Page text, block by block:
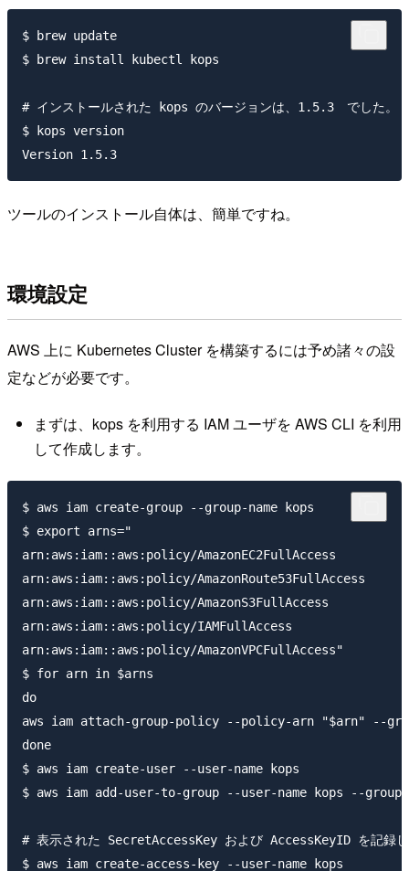
$ brew update
$ brew install kubectl kops
# インストールされた kops のバージョンは、1.5.3　でした。
$ kops version
ツールのインストール自体は、簡単ですね。
環境設定
AWS 上に Kubernetes Cluster を構築するには予め諸々の設
定などが必要です。
まずは、kops を利用する IAM ユーザを AWS CLI を利用
して作成します。
$ aws iam create-group --group-name kops
$ export arns="
arn:aws:iam::aws:policy/AmazonEC2FullAccess
arn:aws:iam::aws:policy/AmazonRoute53FullAccess
arn:aws:iam::aws:policy/AmazonS3FullAccess
arn:aws:iam::aws:policy/IAMFullAccess
arn:aws:iam::aws:policy/AmazonVPCFullAccess"
$ for arn in $arns
do
aws iam attach-group-policy --policy-arn "$arn" --
done
$ aws iam create-user --user-name kops
$ aws iam add-user-to-group --user-name kops --group-
# 表示された SecretAccessKey および AccessKeyID を記録し
$ aws iam create-access-key --user-name kops